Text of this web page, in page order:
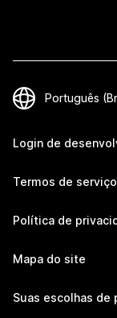
Login de
Termos de serviço
Política de
Mapa do site
Suas escolhas de